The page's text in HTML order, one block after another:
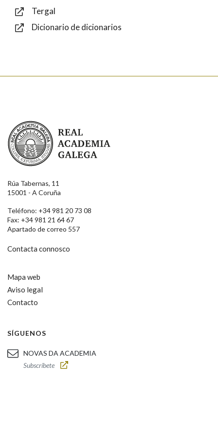
Tergal
Dicionario de dicionarios
Real Academia Galega
Rúa Tabernas, 11
15001 - A Coruña
Teléfono: +34 981 20 73 08
Fax: +34 981 21 64 67
Apartado de correo 557
Contacta connosco
Mapa web
Aviso legal
Contacto
SÍGUENOS
NOVAS DA ACADEMIA
Subscríbete